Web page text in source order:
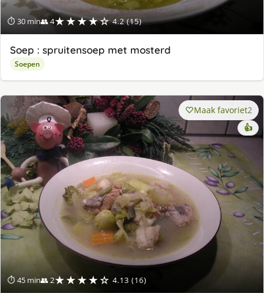
⏱ 30 min👥 4★★★★☆ 4.2 (15)
Soep : spruitensoep met mosterd
Soepen
⏱ 45 min👥 2★★★★☆ 4.13 (16)
Maak favoriet2
👍